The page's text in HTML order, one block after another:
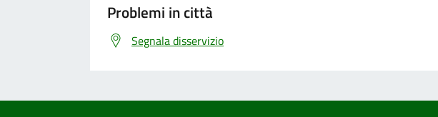
Problemi in città
Segnala disservizio